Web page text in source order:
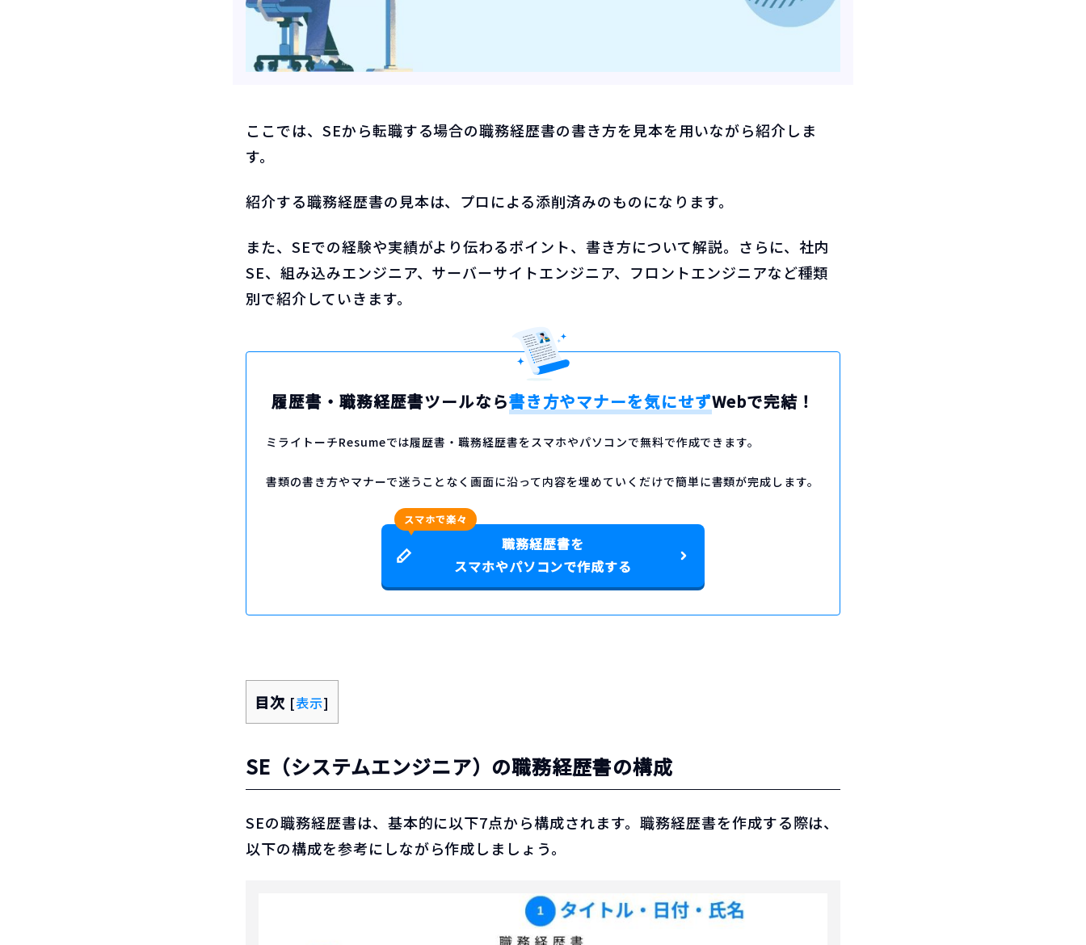
ここでは、SEから転職する場合の職務経歴書の書き方を見本を用いながら紹介しま
す。
紹介する職務経歴書の見本は、プロによる添削済みのものになります。
また、SEでの経験や実績がより伝わるポイント、書き方について解説。さらに、社内
SE、組み込みエンジニア、サーバーサイトエンジニア、フロントエンジニアなど種類
別で紹介していきます。
履歴書・職務経歴書ツールなら書き方やマナーを気にせずWebで完結！
ミライトーチResumeでは履歴書・職務経歴書をスマホやパソコンで無料で作成できます。
書類の書き方やマナーで迷うことなく画面に沿って内容を埋めていくだけで簡単に書類が完成します。
スマホで楽々
職務経歴書を
スマホやパソコンで作成する
目次 [表示]
SE（システムエンジニア）の職務経歴書の構成
SEの職務経歴書は、基本的に以下7点から構成されます。職務経歴書を作成する際は、
以下の構成を参考にしながら作成しましょう。